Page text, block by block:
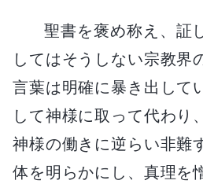
聖書を褒め称え、証
してはそうしない宗教界
言葉は明確に暴き出して
して神様に取って代わり
神様の働きに逆らい非難
体を明らかにし、真理を